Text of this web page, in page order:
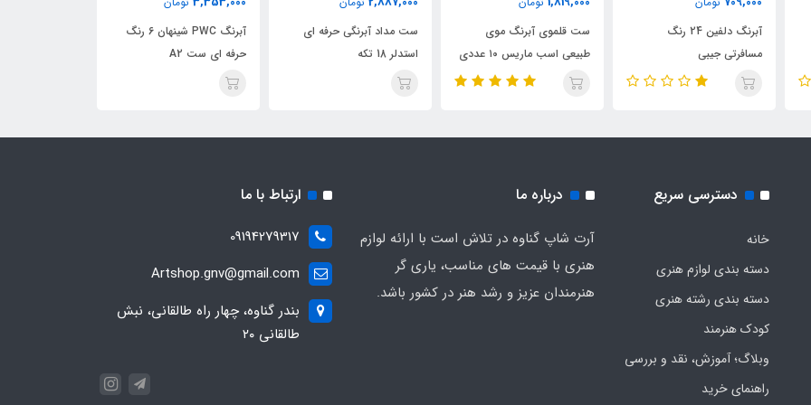
آبرنگ دلفین 24 رنگ
مسافرتی جیبی
ست قلموی آبرنگ موی
طبیعی اسب ماریس ۱۰ عددی
بهمراه کیف
ست مداد آبرنگی حرفه ای
استدلر 18 تکه
آبرنگ PWC شینهان 6 رنگ
حرفه ای ست A2
دسترسی سریع
خانه
دسته بندی لوازم هنری
دسته بندی رشته هنری
کودک هنرمند
وبلاگ؛ آموزش، نقد و بررسی
راهنمای خرید
درباره ما
آرت شاپ گناوه در تلاش است با ارائه لوازم
هنری با قیمت های مناسب، یاری گر
هنرمندان عزیز و رشد هنر در کشور باشد.
ارتباط با ما
09194279317
Artshop.gnv@gmail.com
بندر گناوه، چهار راه طالقانی، نبش
طالقانی ۲۰